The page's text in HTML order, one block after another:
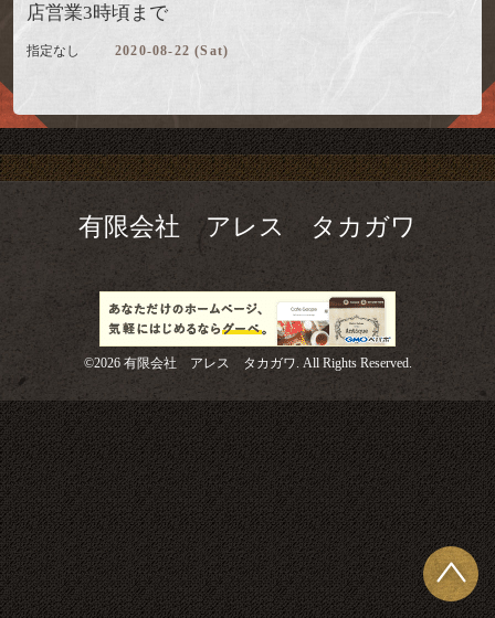
店営業3時頃まで
指定なし 2020-08-22 (Sat)
有限会社 アレス タカガワ
©2026 有限会社 アレス タカガワ. All Rights Reserved.